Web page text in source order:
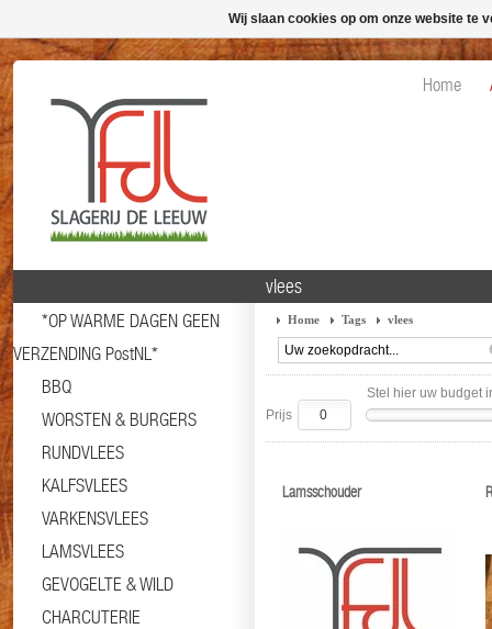
Home
*OP WARME DAGEN GEEN
VERZENDING PostNL*
BBQ
WORSTEN & BURGERS
RUNDVLEES
KALFSVLEES
VARKENSVLEES
LAMSVLEES
GEVOGELTE & WILD
CHARCUTERIE
vlees
Home Tags vlees
Stel hier uw budget
Prijs
Lamsschouder
Wij slaan cookies op om onze website te